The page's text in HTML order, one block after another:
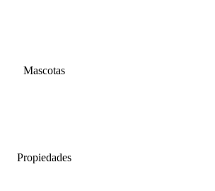
Mascotas
Propiedades